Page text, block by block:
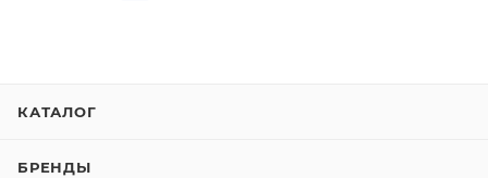
КАТАЛОГ
БРЕНДЫ